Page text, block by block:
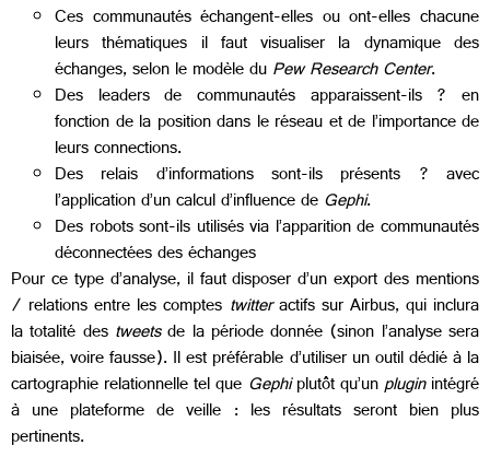
Ces communautés échangent-elles ou ont-elles chacune
leurs thématiques il faut visualiser la dynamique des
échanges, selon le modèle duPew Research Center.
Des leaders de communautés apparaissent-ils ? en
fonction de la position dans le réseau et de l’importance de
leurs connections.
Des relais d’informations sont-ils présents ? avec
l’application d’un calcul d’influence deGephi.
Des robots sont-ils utilisés via l’apparition de communautés
déconnectées des échanges
Pour ce type d’analyse, il faut disposer d’un export des mentions
/ relations entre les comptes twitteractifs sur Airbus, qui inclura
la totalité des tweetsde la période donnée (sinon l’analyse sera
biaisée, voire fausse). Il est préférable d’utiliser un outil dédié à la
cartographie relationnelle tel que Gephiplutôt qu’unpluginintégré
à une plateforme de veille : les résultats seront bien plus
pertinents.